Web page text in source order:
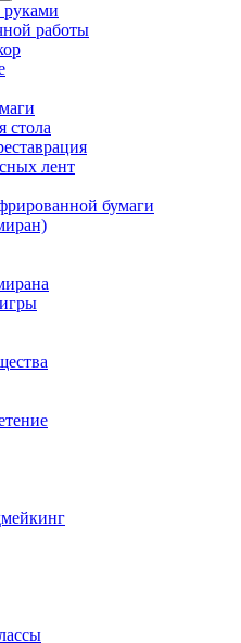
работы
стола
лент
бумаги